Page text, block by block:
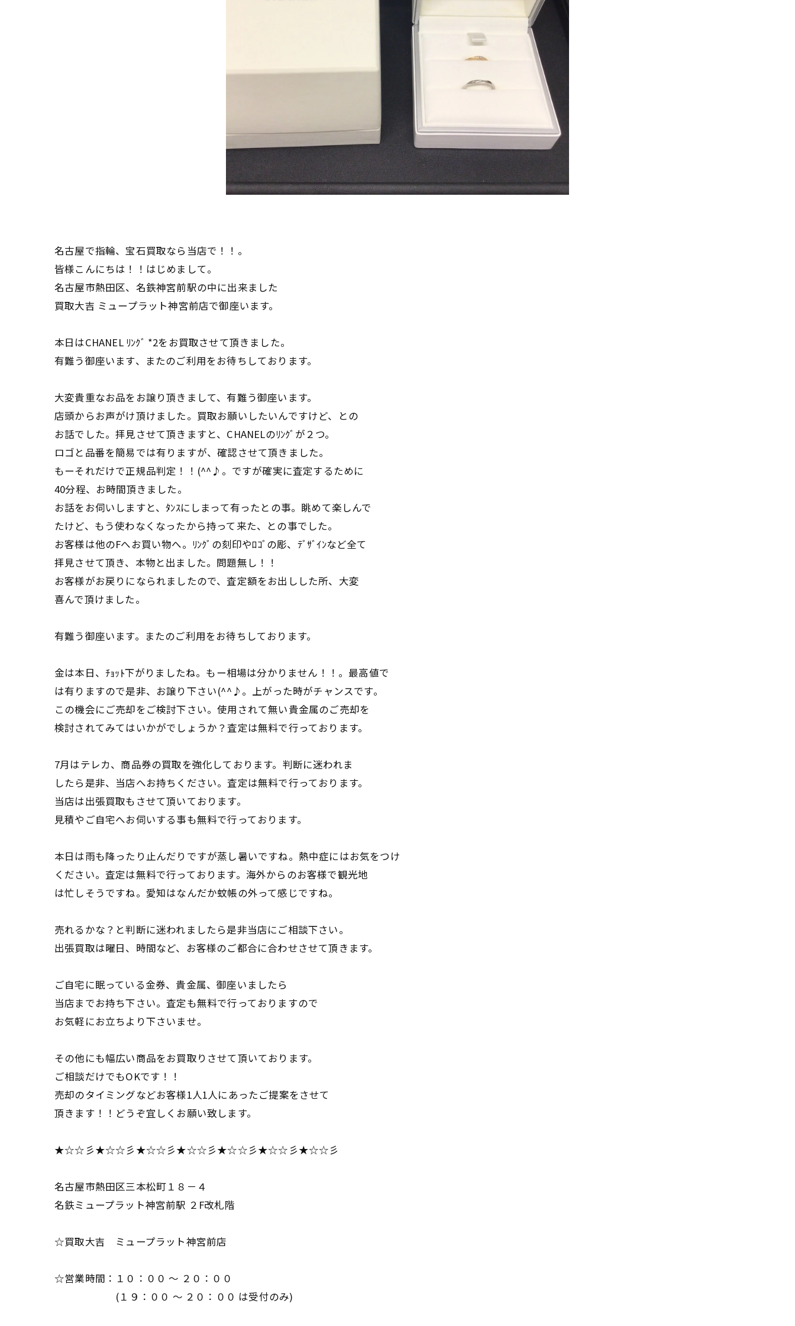
名古屋で指輪、宝石買取なら当店で！！。
皆様こんにちは！！はじめまして。
名古屋市熱田区、名鉄神宮前駅の中に出来ました
買取大吉 ミュープラット神宮前店で御座います。
本日はCHANEL ﾘﾝｸﾞ *2をお買取させて頂きました。
有難う御座います、またのご利用をお待ちしております。
大変貴重なお品をお譲り頂きまして、有難う御座います。
店頭からお声がけ頂けました。買取お願いしたいんですけど、との
お話でした。拝見させて頂きますと、CHANELのﾘﾝｸﾞが２つ。
ロゴと品番を簡易では有りますが、確認させて頂きました。
もーそれだけで正規品判定！！(^^♪。ですが確実に査定するために
40分程、お時間頂きました。
お話をお伺いしますと、ﾀﾝｽにしまって有ったとの事。眺めて楽しんで
たけど、もう使わなくなったから持って来た、との事でした。
お客様は他のFへお買い物へ。ﾘﾝｸﾞの刻印やﾛｺﾞの彫、ﾃﾞｻﾞｲﾝなど全て
拝見させて頂き、本物と出ました。問題無し！！
お客様がお戻りになられましたので、査定額をお出しした所、大変
喜んで頂けました。
有難う御座います。またのご利用をお待ちしております。
金は本日、ﾁｮｯﾄ下がりましたね。もー相場は分かりません！！。最高値で
は有りますので是非、お譲り下さい(^^♪。上がった時がチャンスです。
この機会にご売却をご検討下さい。使用されて無い貴金属のご売却を
検討されてみてはいかがでしょうか？査定は無料で行っております。
7月はテレカ、商品券の買取を強化しております。判断に迷われま
したら是非、当店へお持ちください。査定は無料で行っております。
当店は出張買取もさせて頂いております。
見積やご自宅へお伺いする事も無料で行っております。
本日は雨も降ったり止んだりですが蒸し暑いですね。熱中症にはお気をつけ
ください。査定は無料で行っております。海外からのお客様で観光地
は忙しそうですね。愛知はなんだか蚊帳の外って感じですね。
売れるかな？と判断に迷われましたら是非当店にご相談下さい。
出張買取は曜日、時間など、お客様のご都合に合わせさせて頂きます。
ご自宅に眠っている金券、貴金属、御座いましたら
当店までお持ち下さい。査定も無料で行っておりますので
お気軽にお立ちより下さいませ。
その他にも幅広い商品をお買取りさせて頂いております。
ご相談だけでもOKです！！
売却のタイミングなどお客様1人1人にあったご提案をさせて
頂きます！！どうぞ宜しくお願い致します。
★☆☆彡★☆☆彡★☆☆彡★☆☆彡★☆☆彡★☆☆彡★☆☆彡
名古屋市熱田区三本松町１８－４
名鉄ミュープラット神宮前駅 ２F改札階
☆買取大吉 ミュープラット神宮前店
☆営業時間：１０：００ ～ ２０：００
(１９：００ ～ ２０：００ は受付のみ)